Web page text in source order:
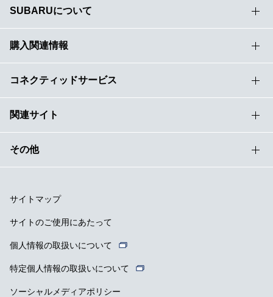
SUBARUについて
購入関連情報
コネクティッドサービス
関連サイト
その他
サイトマップ
サイトのご使用にあたって
個人情報の取扱いについて
特定個人情報の取扱いについて
ソーシャルメディアポリシー